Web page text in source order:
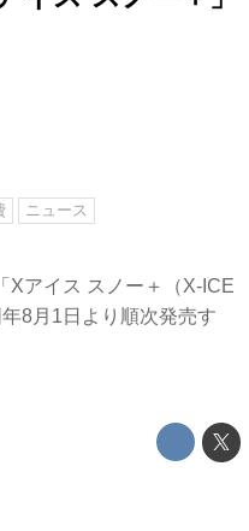
ニュース
Xアイス スノー＋（X-ICE
8月1日より順次発売す